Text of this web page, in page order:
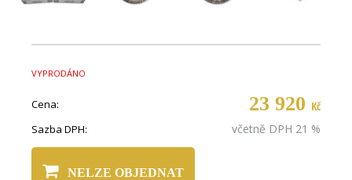
VYPRODÁNO
Cena: 23 920 Kč
Sazba DPH: včetně DPH 21 %
NELZE OBJEDNAT